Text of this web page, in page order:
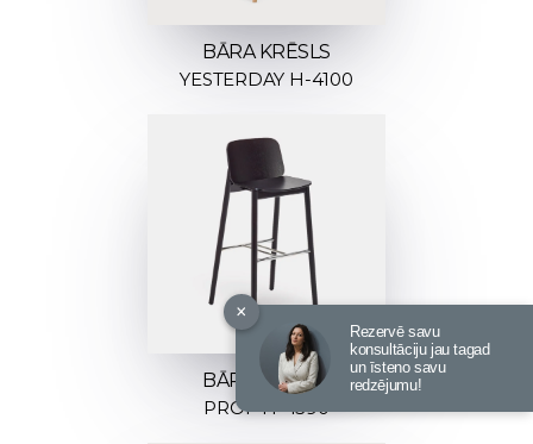
BĀRA KRĒSLS
YESTERDAY H-4100
BĀRA KRĒSLS
PROP H-4390
×
Rezervē savu
konsultāciju jau tagad
un īsteno savu
redzējumu!